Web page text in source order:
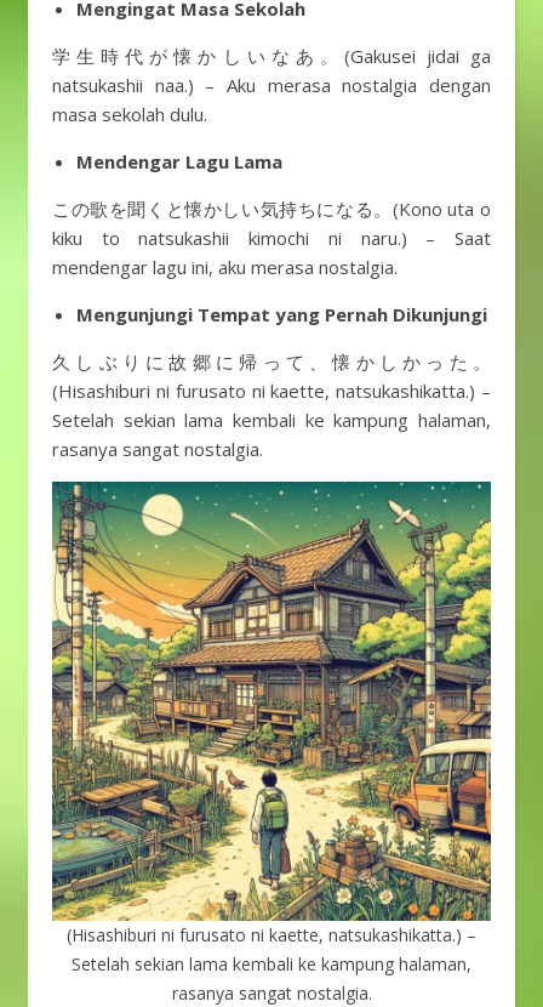
Mengingat Masa Sekolah
学生時代が懐かしいなあ。(Gakusei jidai ga
natsukashii naa.) – Aku merasa nostalgia dengan
masa sekolah dulu.
Mendengar Lagu Lama
この歌を聞くと懐かしい気持ちになる。(Kono uta o
kiku to natsukashii kimochi ni naru.) – Saat
mendengar lagu ini, aku merasa nostalgia.
Mengunjungi Tempat yang Pernah Dikunjungi
久しぶりに故郷に帰って、懐かしかった。
(Hisashiburi ni furusato ni kaette, natsukashikatta.) –
Setelah sekian lama kembali ke kampung halaman,
rasanya sangat nostalgia.
(Hisashiburi ni furusato ni kaette, natsukashikatta.) –
Setelah sekian lama kembali ke kampung halaman,
rasanya sangat nostalgia.